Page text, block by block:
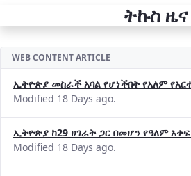
ትኩስ ዜና
WEB CONTENT ARTICLE
ኢትዮጵያ መስራች አባል የሆነችበት የአለም
Modified 18 Days ago.
ኢትዮጵያ ከ29 ሀገራት ጋር በመሆን የዓለም
Modified 18 Days ago.